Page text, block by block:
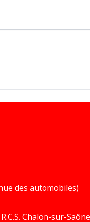
des automobiles)
Chalon-sur-Saône